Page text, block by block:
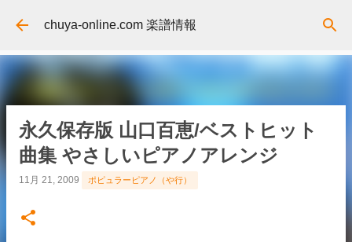
スキップしてメイン コンテンツに移動
chuya-online.com 楽譜情報
永久保存版 山口百恵/ベストヒット
曲集 やさしいピアノアレンジ
11月 21, 2009 ポピュラーピアノ（や行）